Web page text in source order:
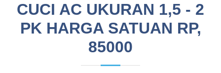
CUCI AC UKURAN 1,5 - 2
PK HARGA SATUAN RP,
85000